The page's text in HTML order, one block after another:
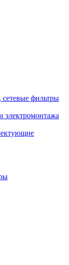
фильтры
электромонтажа